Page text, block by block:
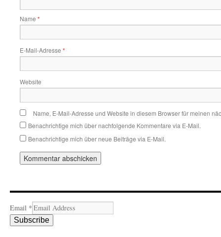
Name *
E-Mail-Adresse *
Website
Name, E-Mail-Adresse und Website in diesem Browser für meinen
Benachrichtige mich über nachfolgende Kommentare via E-Mail.
Benachrichtige mich über neue Beiträge via E-Mail.
Email *
Subscribe